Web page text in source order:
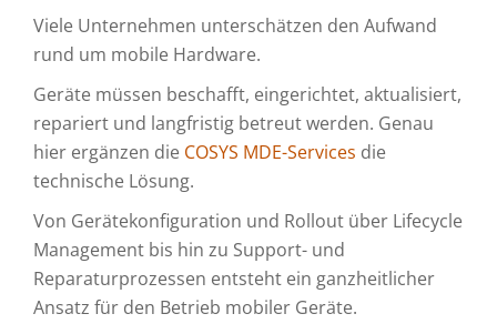
Viele Unternehmen unterschätzen den Aufwand
rund um mobile Hardware.
Geräte müssen beschafft, eingerichtet, aktualisiert,
repariert und langfristig betreut werden. Genau
hier ergänzen die COSYS MDE-Services die
technische Lösung.
Von Gerätekonfiguration und Rollout über Lifecycle
Management bis hin zu Support- und
Reparaturprozessen entsteht ein ganzheitlicher
Ansatz für den Betrieb mobiler Geräte.